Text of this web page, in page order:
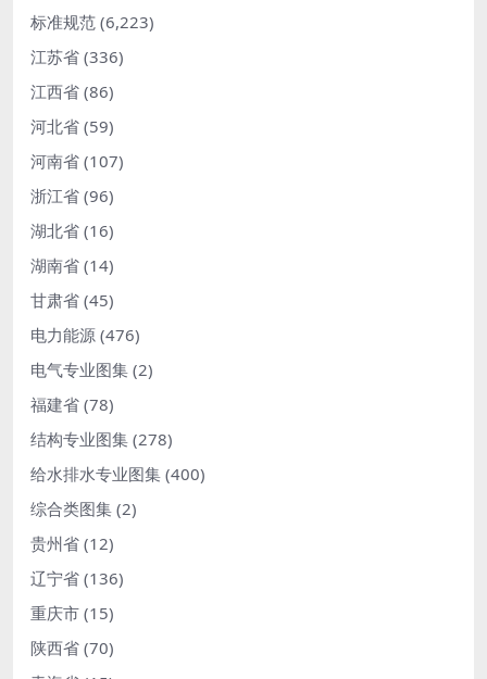
标准规范 (6,223)
江苏省 (336)
江西省 (86)
河北省 (59)
河南省 (107)
浙江省 (96)
湖北省 (16)
湖南省 (14)
甘肃省 (45)
电力能源 (476)
电气专业图集 (2)
福建省 (78)
结构专业图集 (278)
给水排水专业图集 (400)
综合类图集 (2)
贵州省 (12)
辽宁省 (136)
重庆市 (15)
陕西省 (70)